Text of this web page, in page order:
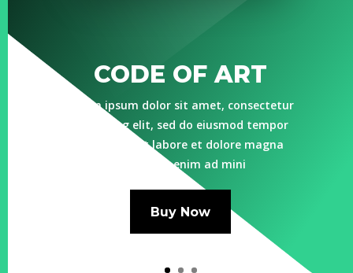
CODE OF ART
Lorem ipsum dolor sit amet, consectetur
adipiscing elit, sed do eiusmod tempor
incididunt ut labore et dolore magna
aliqua. Ut enim ad mini
Buy Now